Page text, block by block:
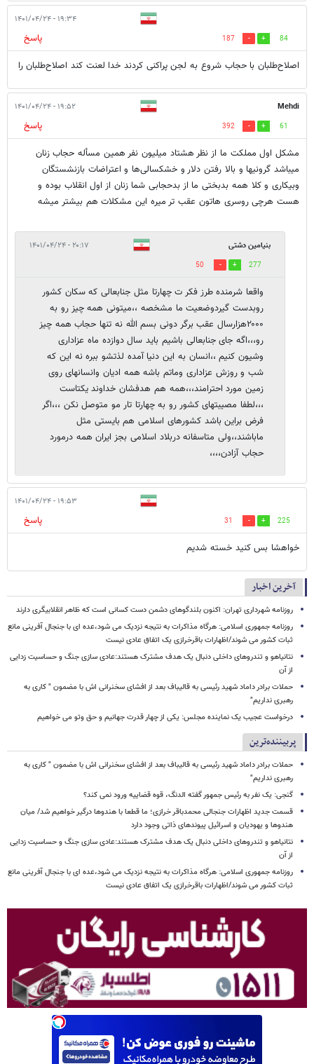
۱۹:۳۴ - ۱۴۰۱/۰۴/۲۴
84
187
پاسخ
اصلاح‌طلبان با حجاب شروع به لجن پراکنی کردند خدا لعنت کند اصلاح‌طلبان را
Mehdi ۱۹:۵۲ - ۱۴۰۱/۰۴/۲۴
61
392
پاسخ
مشکل اول مملکت ما از نظر هشتاد میلیون نفر همین مسأله حجاب زنان
میباشد گرونیها و بالا رفتن دلار و خشکسالی‌ها و اعتراضات بازنشستگان
وبیکاری و کلا همه بدبختی ما از بدحجابی شما زنان از اول انقلاب بوده و
هست هرچی روسری هاتون عقب تر میره این مشکلات هم بیشتر میشه
بنیامین دشتی ۲۰:۱۷ - ۱۴۰۱/۰۴/۲۴
277
50
واقعا شرمنده طرز فکر ت چهارتا مثل جنابعالی که سکان کشور
روبدست گیردوضعیت ما مشخصه ،،میتونی همه چیز رو به
۲۰۰۰هزارسال عقب برگر دونی بسم الله نه تنها حجاب همه چیز
رو،،،اگه جای جنابعالی باشیم باید سال دوازده ماه عزاداری
وشیون کنیم ،،انسان به این دنیا آمده لذتشو ببره نه این که
شب و روزش عزاداری وماتم باشه همه ادیان وانسانهای روی
زمین مورد احترامند،،،همه هم هدفشان خداوند یکتاست
،،،لطفا مصیبتهای کشور رو به چهارتا تار مو متوصل نکن ،،،اگر
فرض براین باشد کشورهای اسلامی هم بایستی مثل
ماباشند،،ولی متاسفانه دربلاد اسلامی بجز ایران همه درمورد
حجاب آزادن،،،،
۱۹:۵۳ - ۱۴۰۱/۰۴/۲۴
225
31
پاسخ
خواهشا بس کنید خسته شدیم
آخرین اخبار
روزنامه شهرداری تهران: اکنون بلندگوهای دشمن دست کسانی است که ظاهر انقلابیگری دارند
روزنامه جمهوری اسلامی: هرگاه مذاکرات به نتیجه نزدیک می شود،عده ای با جنجال آفرینی مانع
ثبات کشور می شوند/اظهارات باقرخرازی یک اتفاق عادی نیست
نتانیاهو و تندروهای داخلی دنبال یک هدف مشترک هستند:عادی سازی جنگ و حساسیت زدایی
از آن
حملات برادر داماد شهید رئیسی به قالیباف بعد از افشای سخنرانی اش با مضمون " کاری به
رهبری نداریم"
درخواست عجیب یک نماینده مجلس: یکی از چهار قدرت جهانیم و حق وتو می خواهیم
پربیننده‌ترین
حملات برادر داماد شهید رئیسی به قالیباف بعد از افشای سخنرانی اش با مضمون " کاری به
رهبری نداریم"
گنجی: یک نفر به رئیس جمهور گفته الدنگ، قوه قضاییه ورود نمی کند؟
قسمت جدید اظهارات جنجالی محمدباقر خرازی؛ ما قطعا با هندوها درگیر خواهیم شد/ میان
هندوها و یهودیان و اسرائیل پیوندهای ذاتی وجود دارد
نتانیاهو و تندروهای داخلی دنبال یک هدف مشترک هستند:عادی سازی جنگ و حساسیت زدایی
از آن
روزنامه جمهوری اسلامی: هرگاه مذاکرات به نتیجه نزدیک می شود،عده ای با جنجال آفرینی مانع
ثبات کشور می شوند/اظهارات باقرخرازی یک اتفاق عادی نیست